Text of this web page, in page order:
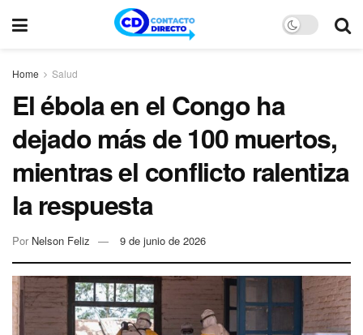
Home Salud
El ébola en el Congo ha
dejado más de 100 muertos,
mientras el conflicto ralentiza
la respuesta
Por Nelson Feliz 9 de junio de 2026